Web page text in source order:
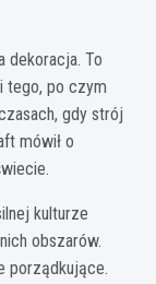
dekoracja. To
tego, po czym
gdy strój
mówił o
kulturze
obszarów.
porządkujące.